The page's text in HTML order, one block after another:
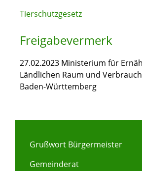
Tierschutzgesetz
Freigabevermerk
27.02.2023 Ministerium für
Ländlichen Raum und
Baden-Württemberg
Grußwort Bürgermeister
Gemeinderat